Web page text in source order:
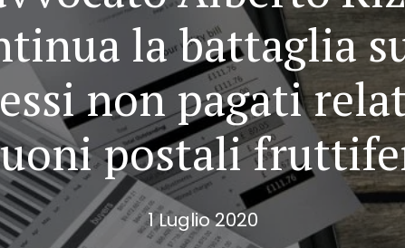
la battaglia
non pagati
postali
1 Luglio 2020